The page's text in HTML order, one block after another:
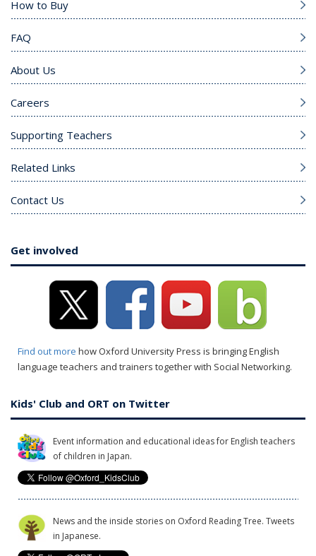
How to Buy
FAQ
About Us
Careers
Supporting Teachers
Related Links
Contact Us
Get involved
Find out more how Oxford University Press is bringing English
language teachers and trainers together with Social Networking.
Kids' Club and ORT on Twitter
Event information and educational ideas for English teachers
of children in Japan.
News and the inside stories on Oxford Reading Tree. Tweets
in Japanese.